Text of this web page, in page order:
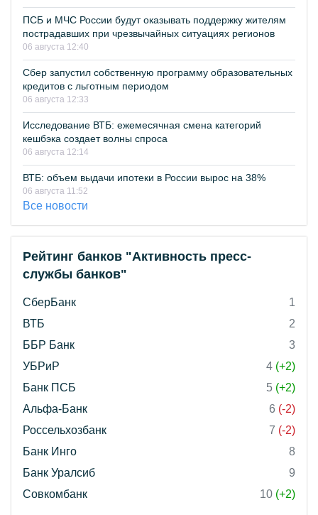
ПСБ и МЧС России будут оказывать поддержку жителям
пострадавших при чрезвычайных ситуациях регионов
06 августа 12:40
Сбер запустил собственную программу образовательных
кредитов с льготным периодом
06 августа 12:33
Исследование ВТБ: ежемесячная смена категорий
кешбэка создает волны спроса
06 августа 12:14
ВТБ: объем выдачи ипотеки в России вырос на 38%
06 августа 11:52
Все новости
Рейтинг банков "Активность пресс-
службы банков"
СберБанк
1
ВТБ
2
ББР Банк
3
УБРиР
4 (+2)
Банк ПСБ
5 (+2)
Альфа-Банк
6 (-2)
Россельхозбанк
7 (-2)
Банк Инго
8
Банк Уралсиб
9
Совкомбанк
10 (+2)